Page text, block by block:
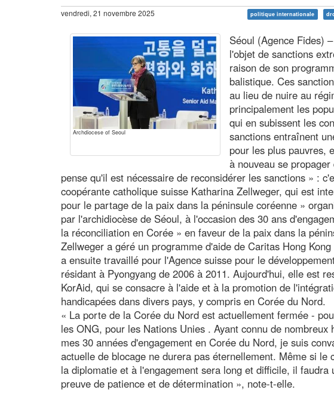
vendredi, 21 novembre 2025 politique internationale
Archdiocese of Seoul
Séoul (Agence Fides)
l'objet de sanctions
raison de son
balistique. Ces
au lieu de nuire au
principalement les
qui en subissent les
sanctions entraînent
pour les plus pauvres,
à nouveau se
pense qu'il est nécessaire de reconsidérer les sanctions » :
coopérante catholique suisse Katharina Zellweger, qui est
pour le partage de la paix dans la péninsule coréenne »
par l'archidiocèse de Séoul, à l'occasion des 30 ans
la réconciliation en Corée » en faveur de la paix dans la
Zellweger a géré un programme d'aide de Caritas Hong
a ensuite travaillé pour l'Agence suisse pour le
résidant à Pyongyang de 2006 à 2011. Aujourd'hui, elle est
KorAid, qui se consacre à l'aide et à la promotion de
handicapées dans divers pays, y compris en Corée du Nord.
« La porte de la Corée du Nord est actuellement fermée -
les ONG, pour les Nations Unies . Ayant connu de nombreux
mes 30 années d'engagement en Corée du Nord, je suis
actuelle de blocage ne durera pas éternellement. Même si le
la diplomatie et à l'engagement sera long et difficile, il faudra
preuve de patience et de détermination », note-t-elle.